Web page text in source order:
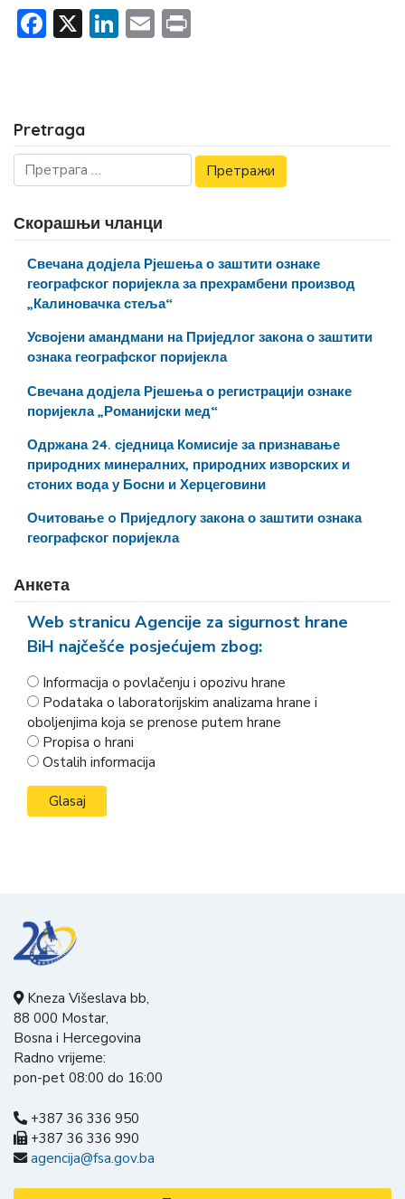
Facebook
X LinkedIn
Email
Pretraga
Скорашњи чланци
Свечана додјела Рјешења о заштити ознаке
географског поријекла за прехрамбени производ
„Калиновачка стеља“
Усвојени амандмани на Приједлог закона о заштити
ознака географског поријекла
Свечана додјела Рјешења о регистрацији ознаке
поријекла „Романијски мед“
Одржана 24. сједница Комисије за признавање
природних минералних, природних изворских и
стоних вода у Босни и Херцеговини
Очитовање o Приједлогу закона о заштити ознака
географског поријекла
Анкета
Web stranicu Agencije za sigurnost hrane
BiH najčešće posjećujem zbog:
Informacija o povlačenju i opozivu hrane
Podataka o laboratorijskim analizama hrane i
oboljenjima koja se prenose putem hrane
Propisa o hrani
Ostalih informacija
Kneza Višeslava bb,
88 000 Mostar,
Bosna i Hercegovina
Radno vrijeme:
pon-pet 08:00 do 16:00
+387 36 336 950
+387 36 336 990
agencija@fsa.gov.ba